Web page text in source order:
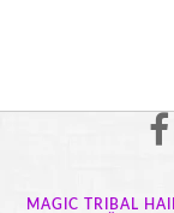
MAGIC TRIBAL